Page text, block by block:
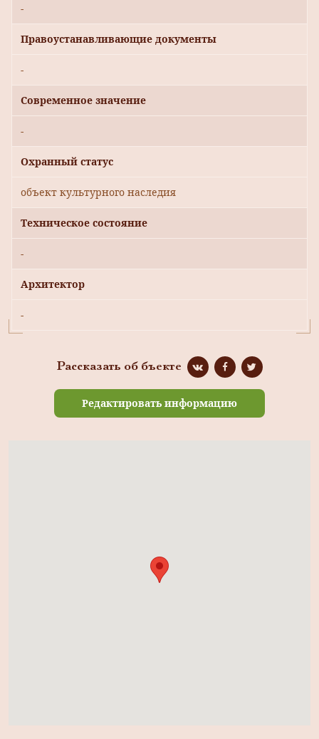
-
Правоустанавливающие документы
-
Современное значение
-
Охранный статус
объект культурного наследия
Техническое состояние
-
Архитектор
-
Рассказать об бъекте
Редактировать информацию